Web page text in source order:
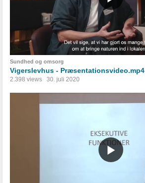
Sundhed og omsorg
Vigerslevhus - Præsentationsvideo.mp4
2.398 views 30. juli 2020